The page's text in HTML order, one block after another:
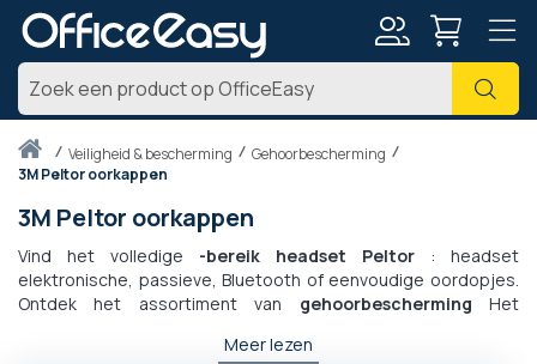
Zoek
Thuisveiligheid & bescherming
Gehoorbescherming
3M Peltor oorkappen
3M Peltor oorkappen
Vind het volledige -bereik headset Peltor : headset
elektronische, passieve, Bluetooth of eenvoudige oordopjes.
Ontdek het assortiment van gehoorbescherming Het
Comtac tot de Sporttac of de X-serie voor bouw en doe-het-
Meer lezen